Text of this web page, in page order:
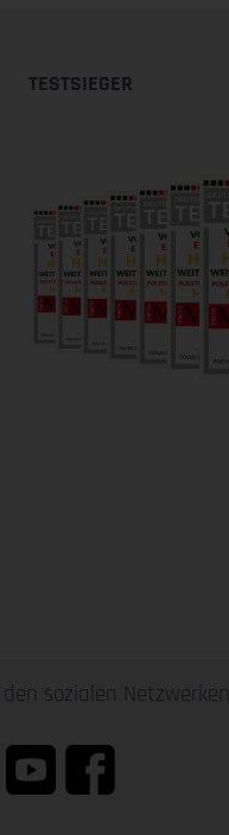
TESTSIEGER
sozialen Netzwerken: